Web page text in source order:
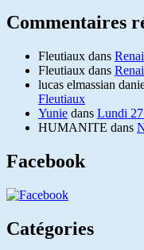
Commentaires
Fleutiaux dans
Fleutiaux dans
lucas elmassian
Fleutiaux
Yunie dans Lundi
HUMANITE dans
Facebook
Catégories